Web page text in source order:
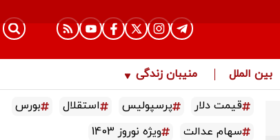
بین الملل منیبان زندگی
قیمت دلار پرسپولیس استقلال
بورس
سهام عدالت
ویژه نوروز 1403